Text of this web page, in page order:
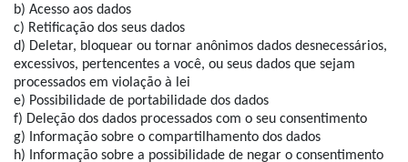
b) Acesso aos dados
c) Retificação dos seus dados
d) Deletar, bloquear ou tornar anônimos dados desnecessários,
excessivos, pertencentes a você, ou seus dados que sejam
processados em violação à lei
e) Possibilidade de portabilidade dos dados
f) Deleção dos dados processados com o seu consentimento
g) Informação sobre o compartilhamento dos dados
h) Informação sobre a possibilidade de negar o consentimento